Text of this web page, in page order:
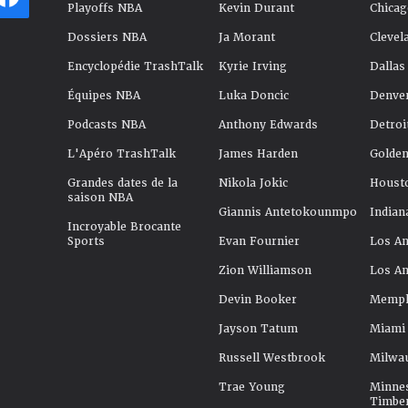
Playoffs NBA
Dossiers NBA
Encyclopédie TrashTalk
Équipes NBA
Podcasts NBA
L'Apéro TrashTalk
Grandes dates de la
saison NBA
Incroyable Brocante
Sports
Kevin Durant
Ja Morant
Kyrie Irving
Luka Doncic
Anthony Edwards
James Harden
Nikola Jokic
Giannis Antetokounmpo
Evan Fournier
Zion Williamson
Devin Booker
Jayson Tatum
Russell Westbrook
Trae Young
Los
Los
Miami